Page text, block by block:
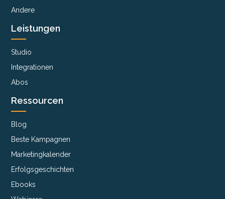
Andere
Leistungen
Studio
Integrationen
Abos
Ressourcen
Blog
Beste Kampagnen
Marketingkalender
Erfolgsgeschichten
Ebooks